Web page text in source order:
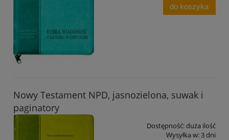
do koszyka
Nowy Testament NPD, jasnozielona, suwak i
paginatory
Dostępność:duża ilość
Wysyłka w:3 dni